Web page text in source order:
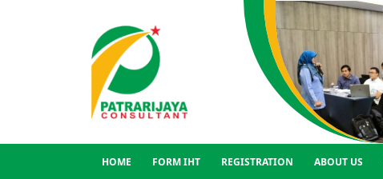
HOME FORM IHT REGISTRATION ABOUT US